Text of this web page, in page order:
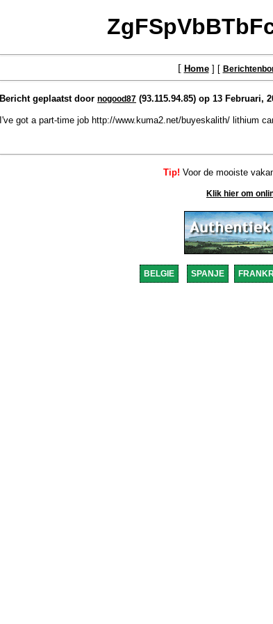
[ Home] [
Bericht geplaatst door nogood87 (93.115.94.85) op 13 Februari,
I've got a part-time job http://www.kuma2.net/buyeskalith/ lithium
Tip! Voor de mooiste
Klik hier om
BELGIE SPANJE